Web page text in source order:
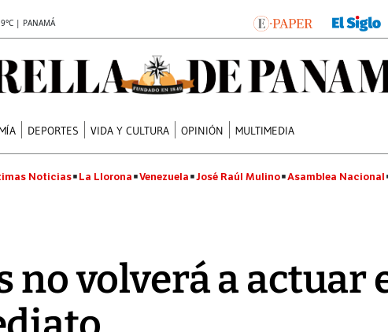
| PANAMÁ
DEPORTES VIDA Y CULTURA OPINIÓN MULTIMEDIA
Noticias La Llorona Venezuela José Raúl Mulino Asamblea Nacional
no volverá a actuar